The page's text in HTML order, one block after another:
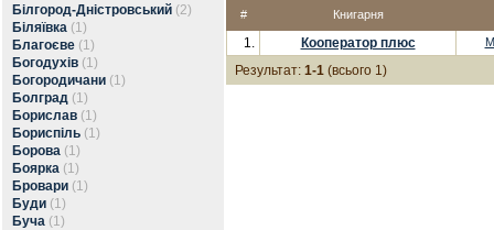
Білгород-Дністровський (2)
Біляївка (1)
Благоєве (1)
Богодухів (1)
Богородичани (1)
Болград (1)
Борислав (1)
Бориспіль (1)
Борова (1)
Боярка (1)
Бровари (1)
Буди (1)
Буча (1)
# Книгарня
1. Кооператор плюс
Результат: 1-1 (всього 1)